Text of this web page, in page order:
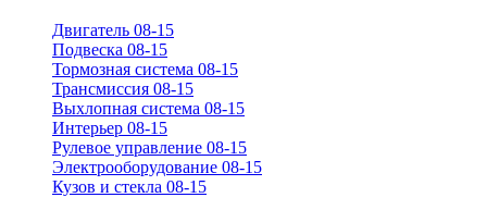
Двигатель 08-15
Подвеска 08-15
Тормозная система 08-15
Трансмиссия 08-15
Выхлопная система 08-15
Интерьер 08-15
Рулевое управление 08-15
Электрооборудование 08-15
Кузов и стекла 08-15